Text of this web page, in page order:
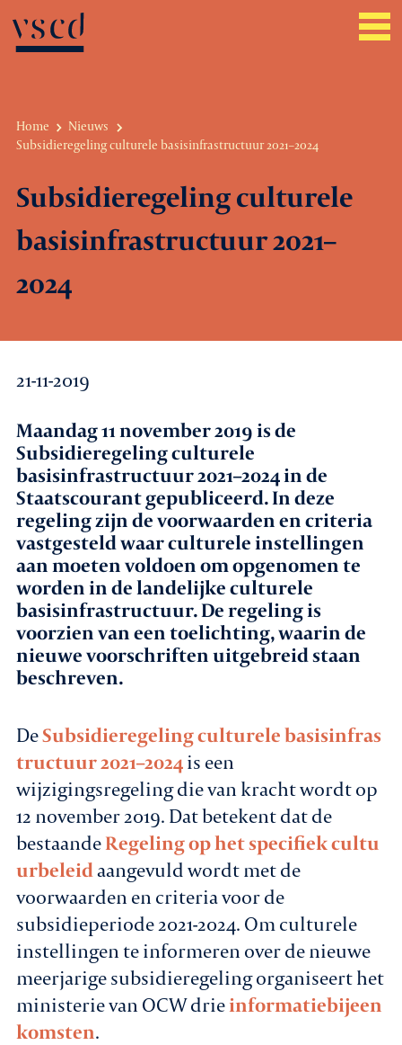
Over VSCD
Belangenbehartiging
Werkgeverszaken
Promotie
Netwerk & service
Lid worden
Agenda
Leden
Nieuws
In gesprek met leden
Vacatures
Contact
Aanmelden nieuwsbrief
Home
Nieuws
Subsidieregeling culturele basisinfrastructuur 2021–2024
Subsidieregeling culturele
basisinfrastructuur 2021–
2024
21-11-2019
Maandag 11 november 2019 is de
Subsidieregeling culturele
basisinfrastructuur 2021–2024 in de
Staatscourant gepubliceerd. In deze
regeling zijn de voorwaarden en criteria
vastgesteld waar culturele instellingen
aan moeten voldoen om opgenomen te
worden in de landelijke culturele
basisinfrastructuur. De regeling is
voorzien van een toelichting, waarin de
nieuwe voorschriften uitgebreid staan
beschreven.
DeSubsidieregeling culturele basisinfras
tructuur 2021–2024is een
wijzigingsregeling die van kracht wordt op
12 november 2019. Dat betekent dat de
bestaandeRegeling op het specifiek cultu
urbeleidaangevuld wordt met de
voorwaarden en criteria voor de
subsidieperiode 2021-2024. Om culturele
instellingen te informeren over de nieuwe
meerjarige subsidieregeling organiseert het
ministerie van OCW drieinformatiebijeen
komsten.